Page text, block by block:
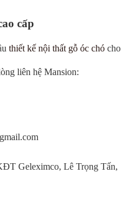
cấp
thiết kế nội thất gỗ óc chó cho
liên hệ Mansion:
Geleximco, Lê Trọng Tấn,